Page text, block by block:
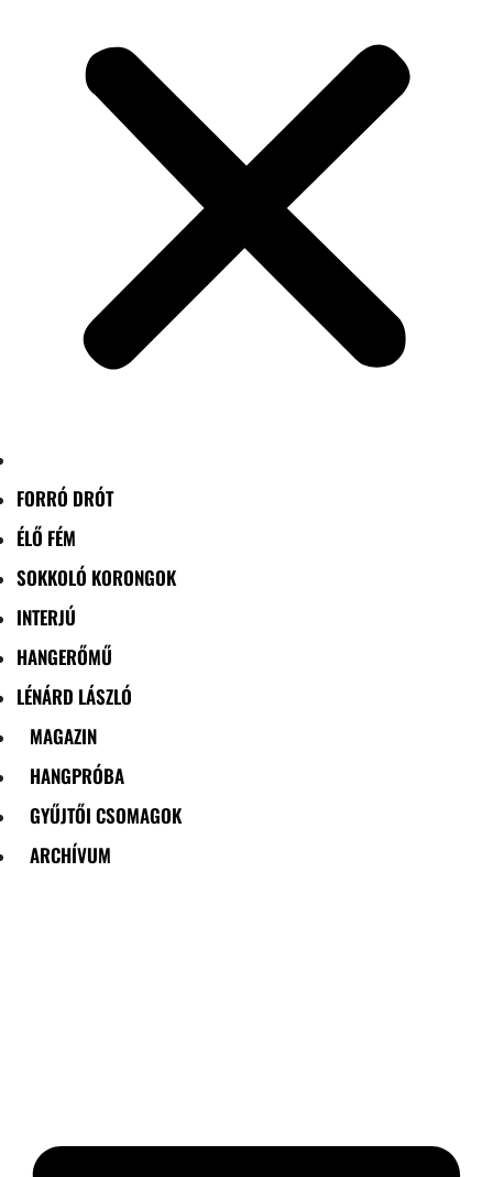
FORRÓ DRÓT
ÉLŐ FÉM
SOKKOLÓ KORONGOK
INTERJÚ
HANGERŐMŰ
LÉNÁRD LÁSZLÓ
MAGAZIN
HANGPRÓBA
GYŰJTŐI CSOMAGOK
ARCHÍVUM